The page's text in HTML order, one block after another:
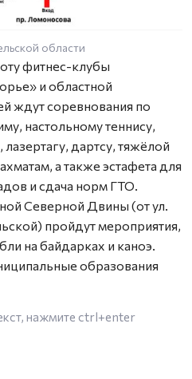
области
фитнес-клубы
и областной
ждут соревнования по
настольному теннису,
дартсу, тяжёлой
а также эстафета для
и сдача норм ГТО.
Северной Двины (от ул.
пройдут мероприятия,
на байдарках и каноэ.
образования
нажмите ctrl+enter